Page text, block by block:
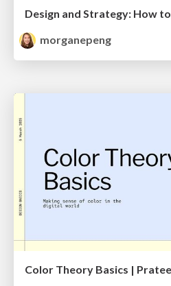
morganepeng
Color Theory Basics |